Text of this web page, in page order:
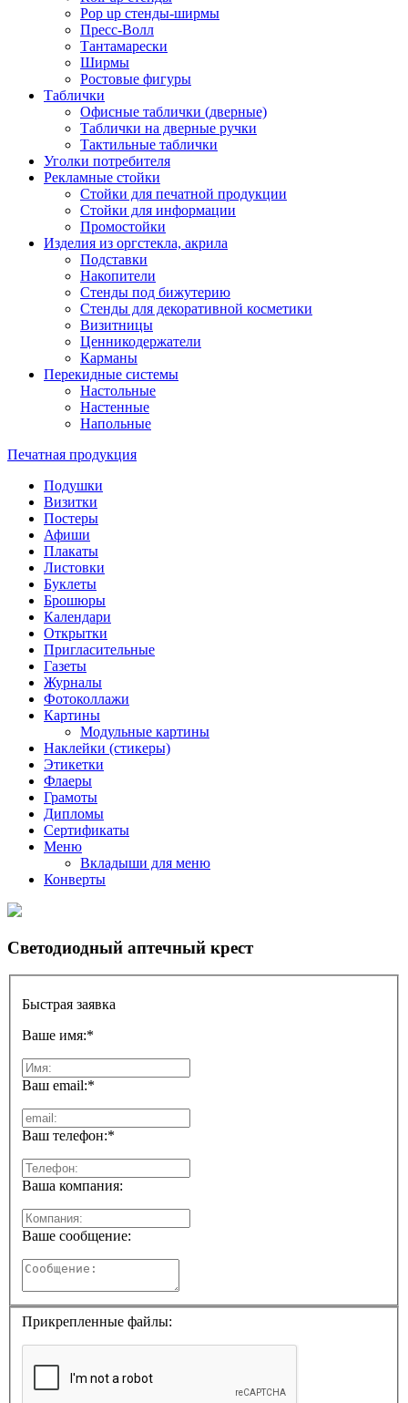
Pop up стенды-ширмы
Пресс-Волл
Тантамарески
Ширмы
Ростовые фигуры
Таблички
Офисные таблички (дверные)
Таблички на дверные ручки
Тактильные таблички
Уголки потребителя
Рекламные стойки
Стойки для печатной продукции
Стойки для информации
Промостойки
Изделия из оргстекла, акрила
Подставки
Накопители
Стенды под бижутерию
Стенды для декоративной косметики
Визитницы
Ценникодержатели
Карманы
Перекидные системы
Настольные
Настенные
Напольные
Печатная продукция
Подушки
Визитки
Постеры
Афиши
Плакаты
Листовки
Буклеты
Брошюры
Календари
Открытки
Пригласительные
Газеты
Журналы
Фотоколлажи
Картины
Модульные картины
Наклейки (стикеры)
Этикетки
Флаеры
Грамоты
Дипломы
Сертификаты
Меню
Вкладыши для меню
Конверты
Светодиодный аптечный крест
Быстрая заявка
Ваше имя:*
Ваш email:*
Ваш телефон:*
Ваша компания:
Ваше сообщение:
Прикрепленные файлы: